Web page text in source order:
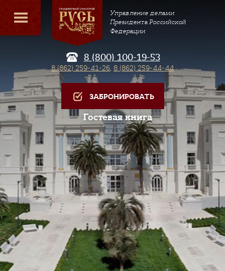
Управление делами
Президента Российской
Федерации
8 (800) 100-19-53
8 (862) 259-41-26, 8 (862) 259-44-44
ЗАБРОНИРОВАТЬ
Гостевая книга